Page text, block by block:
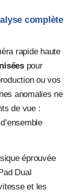
complète
rapide haute
pour
ou vos
anomalies ne
de vue :
éprouvée
Dual
et les